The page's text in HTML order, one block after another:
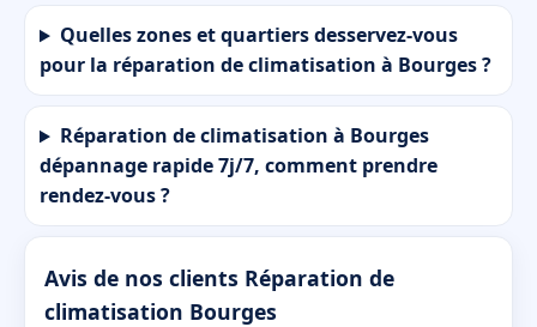
Quelles zones et quartiers desservez-vous
pour la réparation de climatisation à Bourges ?
Réparation de climatisation à Bourges
dépannage rapide 7j/7, comment prendre
rendez-vous ?
Avis de nos clients Réparation de
climatisation Bourges